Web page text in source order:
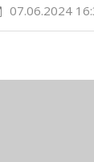
07.06.2024